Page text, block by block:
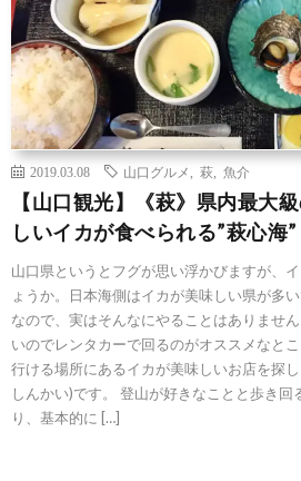
2019.03.08 山口グルメ 萩 魚介
【山口観光】《萩》県内最大
しいイカが食べられる”萩心海
山口県というとフグが思い浮かびますが、
ょうか。日本海側はイカが美味しい県が多
なので、実はそんなにやることはありませ
いのでレンタカーで回るのがオススメなと
行ける場所にあるイカが美味しいお店を探
しんかい)です。 登山が好きなことと歩き回
り、基本的に […]